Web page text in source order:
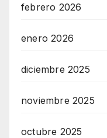
febrero 2026
enero 2026
diciembre 2025
noviembre 2025
octubre 2025